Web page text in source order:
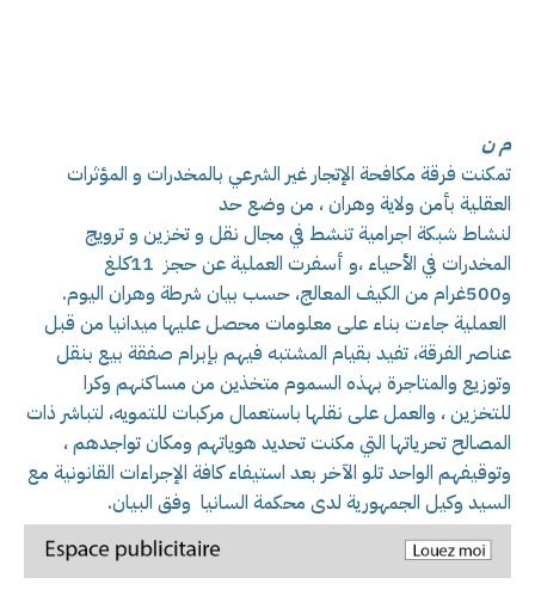
م ن
تمكنت فرقة مكافحة الإتجار غير الشرعي بالمخدرات و المؤثرات
العقلية بأمن ولاية وهران ، من وضع حد
لنشاط شبكة اجرامية تنشط في مجال نقل و تخزين و ترويج
المخدرات في الأحياء ،و أسفرت العملية عن حجز 11كلغ
و500غرام من الكيف المعالج، حسب بيان شرطة وهران اليوم.
العملية جاءت بناء على معلومات محصل عليها ميدانيا من قبل
عناصر الفرقة، تفيد بقيام المشتبه فيهم بإبرام صفقة بيع بنقل
وتوزيع والمتاجرة بهذه السموم متخذين من مساكنهم وكرا
للتخزين ، والعمل على نقلها باستعمال مركبات للتمويه، لتباشر ذات
المصالح تحرياتها التي مكنت تحديد هوياتهم ومكان تواجدهم ،
وتوقيفهم الواحد تلو الآخر بعد استيفاء كافة الإجراءات القانونية مع
السيد وكيل الجمهورية لدى محكمة السانيا وفق البيان.